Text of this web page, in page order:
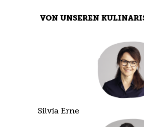
VON UNSEREN
Silvia Erne